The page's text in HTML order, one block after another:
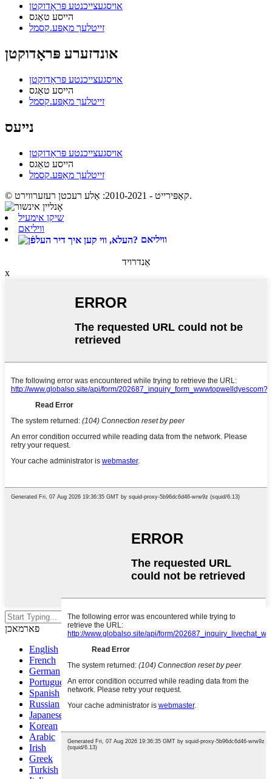
אויסגעצייכנטע פּראָדוקטן
הייסע טאַגס
זייטלעך מאַפּע.קסמל
אונדזערע פּראָדוקטן
אויסגעצייכנטע פּראָדוקטן
הייסע טאַגס
זייטלעך מאַפּע.קסמל
נייעס
אויסגעצייכנטע פּראָדוקטן
הייסע טאַגס
זייטלעך מאַפּע.קסמל
© קאַפּירייט - 2010-2021: אַלע רעכטן רעזערווירט.
שיקן אימעיל
וויליאם
וויליאם
אַנדרויד
x
דריק אריין צו זוכן אדער ESC צו
פארמאכן
English
French
German
Portuguese
Spanish
Russian
Japanese
Korean
Arabic
Irish
Greek
Turkish